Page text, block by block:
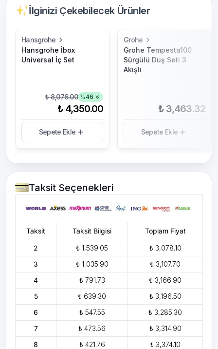
İlginizi Çekebilecek Ürünler
Hansgrohe
Hansgrohe İbox
Universal İç Set
₺ 8,076.00 %46
₺ 4,350.00
Sepete Ekle
Grohe
Grohe Tempesta100
Sürgülü Duş Seti 3
Akışlı
₺ 3,463.32
Sepete Ekle
Taksit Seçenekleri
Taksit Taksit Bilgisi Toplam Fiyat
2 ₺ 1,539.05
₺ 3,078.10
3
₺ 1,035.90
₺ 3,107.70
4
₺ 791.73
₺ 3,166.90
5
₺ 639.30
₺ 3,196.50
6
₺ 547.55
₺ 3,285.30
7
₺ 473.56
₺ 3,314.90
8
₺ 421.76
₺ 3,374.10